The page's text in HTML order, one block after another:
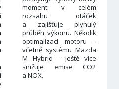
moment v celém
rozsahu otáček
a zajišťuje plynulý
průběh výkonu. Několik
optimalizací motoru –
včetně systému Mazda
M Hybrid – ještě více
snižuje emise CO2
a NOX.